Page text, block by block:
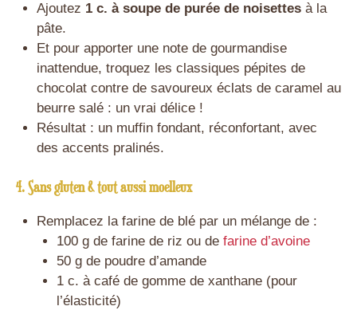
Ajoutez 1 c. à soupe de purée de noisettesà la
pâte.
Et pour apporter une note de gourmandise
inattendue, troquez les classiques pépites de
chocolat contre de savoureux éclats de caramel au
beurre salé : un vrai délice !
Résultat : un muffin fondant, réconfortant, avec
des accents pralinés.
4. Sans gluten & tout aussi moelleux
Remplacez la farine de blé par un mélange de :
100 g de farine de riz ou de farine d’avoine
50 g de poudre d’amande
1 c. à café de gomme de xanthane (pour
l’élasticité)